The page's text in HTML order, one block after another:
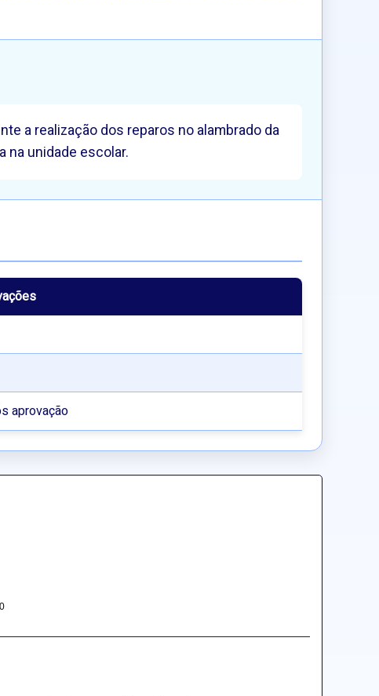
a realização dos reparos no alambrado da
na unidade escolar.
aprovação